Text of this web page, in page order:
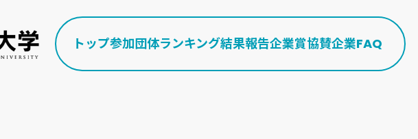
トップ参加団体ランキング結果報告企業賞協賛企業FAQ